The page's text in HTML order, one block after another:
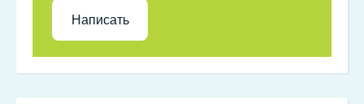
Написать